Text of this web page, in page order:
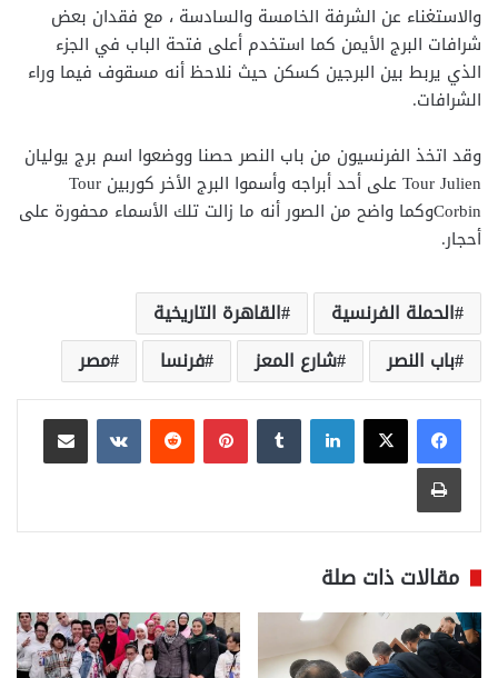
والاستغناء عن الشرفة الخامسة والسادسة ، مع فقدان بعض
شرافات البرج الأيمن كما استخدم أعلى فتحة الباب في الجزء
الذي يربط بين البرجين كسكن حيث نلاحظ أنه مسقوف فيما وراء
الشرافات.
وقد اتخذ الفرنسيون من باب النصر حصنا ووضعوا اسم برج يوليان
Tour Julien على أحد أبراجه وأسموا البرج الأخر كوربين Tour
Corbinوكما واضح من الصور أنه ما زالت تلك الأسماء محفورة على
أحجار.
الحملة الفرنسية
القاهرة التاريخية
باب النصر
شارع المعز فرنسا مصر
لينكدإن بينتيريست
مشاركة عبر البريد
طباعة
مقالات ذات صلة